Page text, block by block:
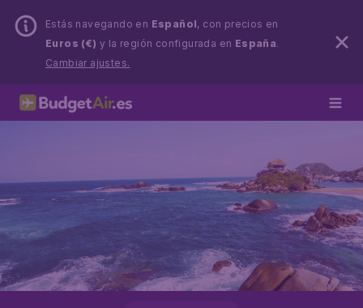
Estás navegando en Español, con precios en
Euros (€) y la región configurada en España.
Cambiar ajustes.